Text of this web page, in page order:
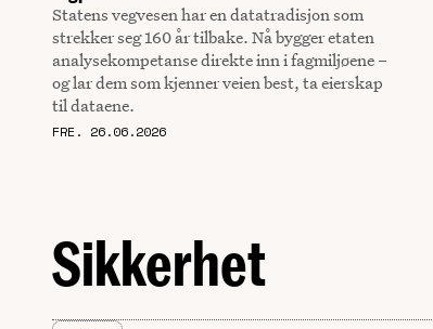
Statens vegvesen har en datatradisjon som
strekker seg 160 år tilbake. Nå bygger etaten
analysekompetanse direkte inn i fagmiljøene –
og lar dem som kjenner veien best, ta eierskap
til dataene.
FRE. 26.06.2026
Sikkerhet